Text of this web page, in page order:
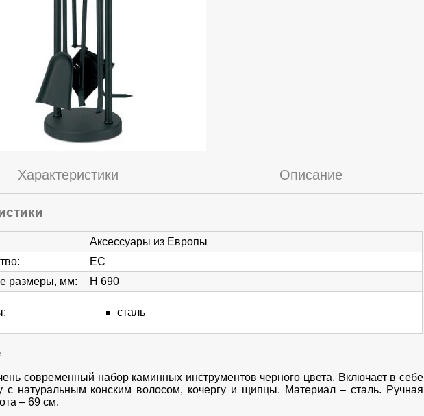
Характеристики Описание
Аксессуары из Европы
:
ЕС
размеры, мм: H 690
: сталь
современный набор каминных инструментов черного цвета. Включает в себе
с натуральным конским волосом, кочергу и щипцы. Материал – сталь. Ручная
– 69 см.